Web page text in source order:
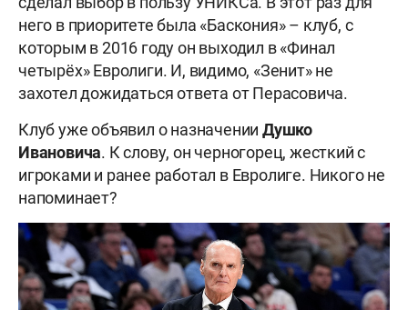
него в приоритете была «Баскония» – клуб, с
которым в 2016 году он выходил в «Финал
четырёх» Евролиги. И, видимо, «Зенит» не
захотел дожидаться ответа от Перасовича.
Клуб уже объявил о назначении Душко
Ивановича. К слову, он черногорец, жесткий с
игроками и ранее работал в Евролиге. Никого не
напоминает?